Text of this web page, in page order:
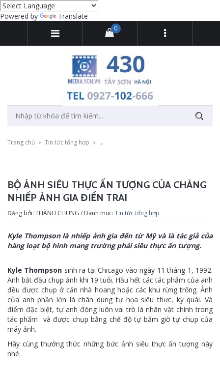
Powered by Translate
0
Trang chủ Tin tức tổng hợp Bộ ảnh siêu thực ấn tượng của chàng
BỘ ẢNH SIÊU THỰC ẤN TƯỢNG CỦA CHÀNG
NHIẾP ẢNH GIA ĐIỂN TRAI
Đăng bởi: THÀNH CHUNG / Danh mục: Tin tức tổng hợp
Kyle Thompson là nhiếp ảnh gia đến từ Mỹ và là tác giả của
hàng loạt bộ hình mang trường phái siêu thực ấn tượng.
Kyle Thompson sinh ra tại Chicago vào ngày 11 tháng 1, 1992.
Anh bắt đầu chụp ảnh khi 19 tuổi. Hầu hết các tác phẩm của anh
đều được chụp ở căn nhà hoang hoặc các khu rừng trống. Ảnh
của anh phần lớn là chân dung tự họa siêu thực, kỳ quái. Và
điểm đặc biệt, tự anh đóng luôn vai trò là nhân vật chính trong
tác phẩm và được chụp bằng chế độ tự bấm giờ tự chụp của
máy ảnh.
Hãy cùng thưởng thức những bức ảnh siêu thực ấn tượng này
nhé.